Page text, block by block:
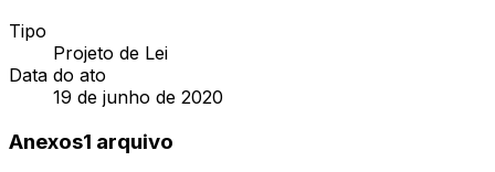
Tipo
Projeto de Lei
Data do ato
19 de junho de 2020
Anexos1 arquivo